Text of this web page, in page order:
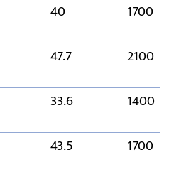
40 1700
47.7 2100
33.6 1400
43.5 1700